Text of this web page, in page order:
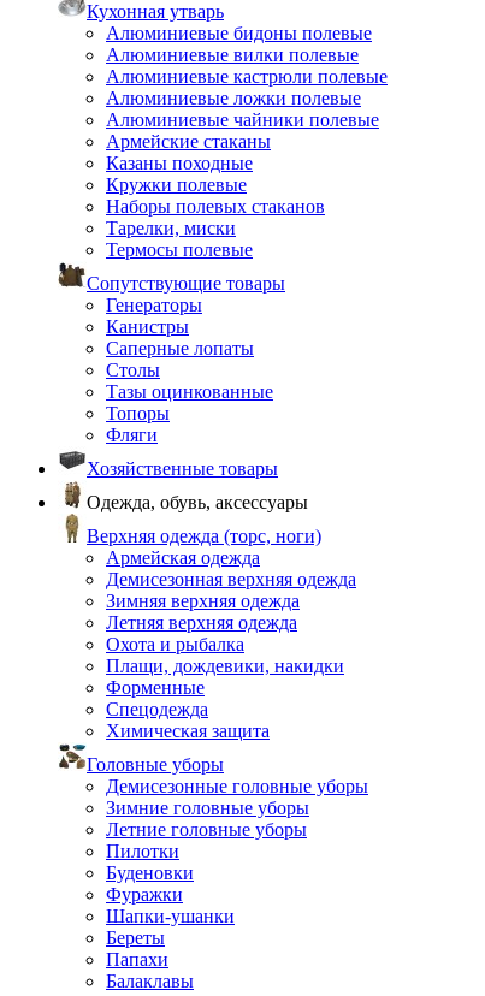
Кухонная утварь
Алюминиевые бидоны полевые
Алюминиевые вилки полевые
Алюминиевые кастрюли полевые
Алюминиевые ложки полевые
Алюминиевые чайники полевые
Армейские стаканы
Казаны походные
Кружки полевые
Наборы полевых стаканов
Тарелки, миски
Термосы полевые
Сопутствующие товары
Генераторы
Канистры
Саперные лопаты
Столы
Тазы оцинкованные
Топоры
Фляги
Хозяйственные товары
Одежда, обувь, аксессуары
Верхняя одежда (торс, ноги)
Армейская одежда
Демисезонная верхняя одежда
Зимняя верхняя одежда
Летняя верхняя одежда
Охота и рыбалка
Плащи, дождевики, накидки
Форменные
Спецодежда
Химическая защита
Головные уборы
Демисезонные головные уборы
Зимние головные уборы
Летние головные уборы
Пилотки
Буденовки
Фуражки
Шапки-ушанки
Береты
Папахи
Балаклавы